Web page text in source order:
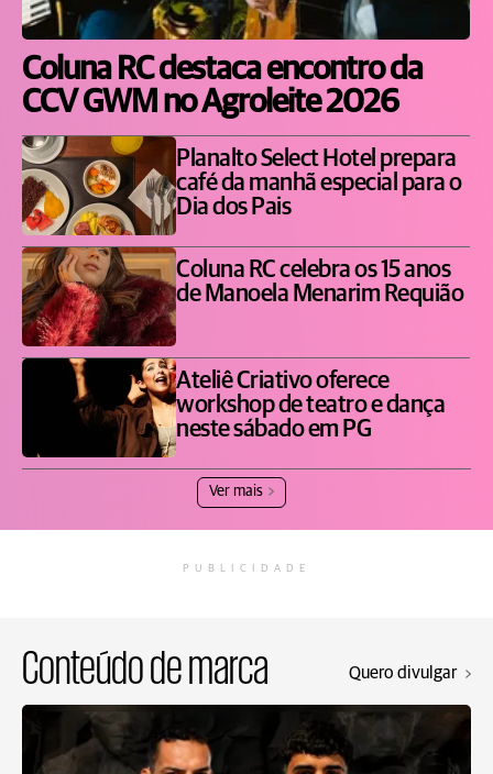
Coluna RC destaca encontro da
CCV GWM no Agroleite 2026
Planalto Select Hotel prepara
café da manhã especial para o
Dia dos Pais
Coluna RC celebra os 15 anos
de Manoela Menarim Requião
Ateliê Criativo oferece
workshop de teatro e dança
neste sábado em PG
Ver mais
PUBLICIDADE
Conteúdo de marca Quero divulgar